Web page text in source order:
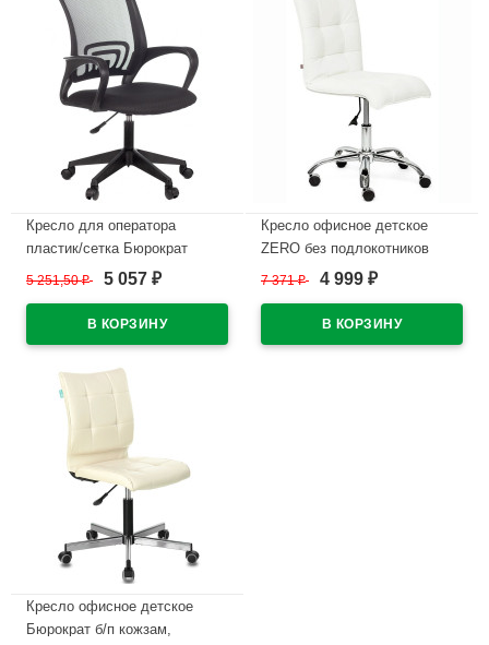
Кресло для оператора
пластик/сетка Бюрократ
черный CH-695NLT
5 251,50₽ 5 057 ₽
Кресло офисное детское
ZERO без подлокотников
кожзам, белый (36-01)
7 371₽ 4 999 ₽
Кресло офисное детское
Бюрократ б/п кожзам,